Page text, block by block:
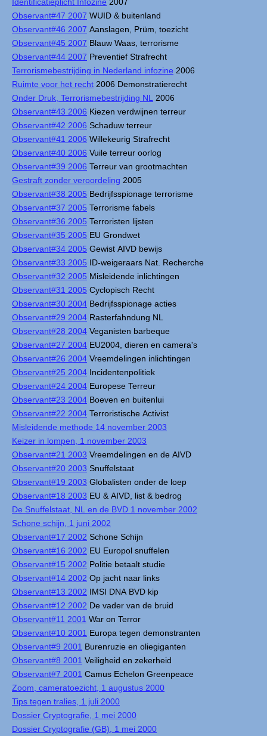
Observant#47 2007 WUID & buitenland
Observant#46 2007 Aanslagen, Prüm, toezicht
Observant#45 2007 Blauw Waas, terrorisme
Observant#44 2007 Preventief Strafrecht
Terrorismebestrijding in Nederland infozine 2006
Ruimte voor het recht 2006 Demonstratierecht
Onder Druk, Terrorismebestrijding NL
2006
Observant#43 2006 Kiezen verdwijnen terreur
Observant#42 2006 Schaduw terreur
Observant#41 2006 Willekeurig Strafrecht
Observant#40 2006 Vuile terreur oorlog
Observant#39 2006 Terreur van grootmachten
Gestraft zonder veroordeling 2005
Observant#38 2005 Bedrijfsspionage terrorisme
Observant#37 2005 Terrorisme fabels
Observant#36 2005 Terroristen lijsten
Observant#35 2005 EU Grondwet
Observant#34 2005 Gewist AIVD bewijs
Observant#33 2005 ID-weigeraars Nat. Recherche
Observant#32 2005 Misleidende inlichtingen
Observant#31 2005 Cyclopisch Recht
Observant#30 2004 Bedrijfsspionage acties
Observant#29 2004 Rasterfahndung NL
Observant#28 2004 Veganisten barbeque
Observant#27 2004 EU2004, dieren en camera's
Observant#26 2004 Vreemdelingen inlichtingen
Observant#25 2004 Incidentenpolitiek
Observant#24 2004 Europese Terreur
Observant#23 2004 Boeven en buitenlui
Observant#22 2004 Terroristische Activist
Misleidende methode 14 november 2003
Keizer in lompen, 1 november 2003
Observant#21 2003 Vreemdelingen en de AIVD
Observant#20 2003 Snuffelstaat
Observant#19 2003 Globalisten onder de loep
Observant#18 2003 EU & AIVD, list & bedrog
De Snuffelstaat, NL en de BVD 1 november 2002
Schone schijn, 1 juni 2002
Observant#17 2002 Schone Schijn
Observant#16 2002 EU Europol snuffelen
Observant#15 2002 Politie betaalt studie
Observant#14 2002 Op jacht naar links
Observant#13 2002 IMSI DNA BVD kip
Observant#12 2002 De vader van de bruid
Observant#11 2001 War on Terror
Observant#10 2001 Europa tegen demonstranten
Observant#9 2001 Burenruzie en oliegiganten
Observant#8 2001 Veiligheid en zekerheid
Observant#7 2001 Camus Echelon Greenpeace
Zoom, cameratoezicht, 1 augustus 2000
Tips tegen tralies, 1 juli 2000
Dossier Cryptografie, 1 mei 2000
Dossier Cryptografie (GB), 1 mei 2000